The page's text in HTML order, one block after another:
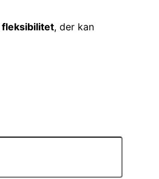
fleksibilitet, der kan